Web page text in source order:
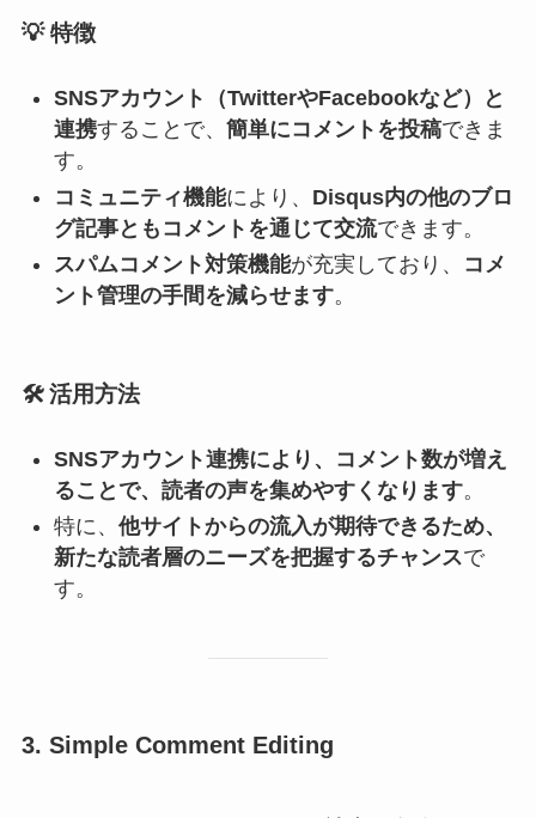
💡特徴
SNSアカウント（TwitterやFacebookなど）と
連携することで、 簡単にコメントを投稿できま
す。
コミュニティ機能により、 Disqus内の他のブロ
グ記事ともコメントを通じて交流できます。
スパムコメント対策機能が充実しており、
コメ
ント管理の手間を減らせます。
🛠️活用方法
SNSアカウント連携により、コメント数が増え
ることで、読者の声を集めやすくなります。
特に、 他サイトからの流入が期待できるため、
新たな読者層のニーズを把握するチャンスで
す。
3. Simple Comment Editing